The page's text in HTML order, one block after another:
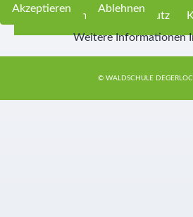
Impressum Datenschutz
© WALDSCHULE
Akzeptieren Ablehnen
Weitere Informationen